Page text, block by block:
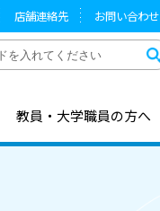
大学）
店舗連絡先 お問い合わせ
教員・大学職員の方へ